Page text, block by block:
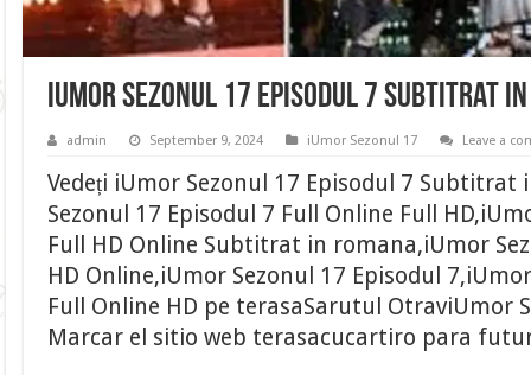
iUmor Sezonul 17 Episodul 7 Subtitrat
admin September 9, 2024 iUmor Sezonul 17 Leave a
Vedeți iUmor Sezonul 17 Episodul 7
Sezonul 17 Episodul 7 Full Online Full
Full HD Online Subtitrat in romana,iUmor
HD Online,iUmor Sezonul 17 Episodul
Full Online HD pe terasaSarutul OtraviUmor
Marcar el sitio web terasacucartiro para